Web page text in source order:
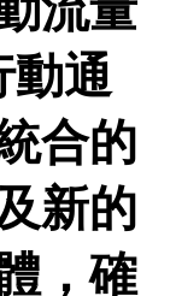
動通
合的
新的
，確